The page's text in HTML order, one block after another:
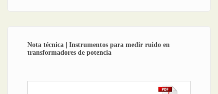
Nota técnica | Instrumentos para medir ruido en
transformadores de potencia